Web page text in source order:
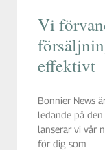
Vi
effektivt
Bonnier News
ledande på
lanserar vi vår
för dig som